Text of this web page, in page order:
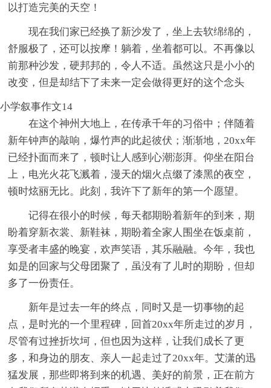
以打造完美的天空！
现在我们家已经换了新沙发了，坐上去软绵绵的，
舒服极了，还可以按摩！躺着，坐着都可以。不再像以
前那种沙发，硬邦邦的，令人不适。虽然这只是小小的
改变，但是却结下了未来一定会做得更好的这个念头
小学叙事作文14
在这个神州大地上，在传承千年的习俗中；伴随着
新年钟声的敲响，爆竹声的此起彼伏；渐渐地，20xx年
已经扑面而来了，顿时让人感到心潮澎湃。仰坐在阳台
上，电光火花飞溅着，漫天的烟火点缀了漆黑的夜空，
顿时炫丽无比。此刻，我许下了新年的第一个愿望。
记得在很小的时候，每天都期盼着新年的到来，期
盼着穿新衣裳、新鞋袜，期盼着全家人围坐在饭桌前，
享受者丰盛的晚宴，欢声笑语，其乐融融。今年，我也
如是的回家与父母团聚了，虽没有了儿时的期盼，但却
多了一份责任。
新年是过去一年的终点，同时又是一切事物的起
点，是时光的一个里程碑，回首20xx年所走过的岁月，
尽管有过挫折坎坷，但也因为这样，让我们成长了更
多，和身边的朋友、亲人一起走过了20xx年。艾潇的迅
猛发展，那些即将到来的机遇、美好的前景，正在前方